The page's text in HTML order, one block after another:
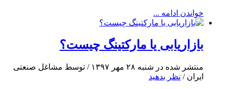
خواندن ادامه ...
بازاریابی یا مارکتینگ چیست؟
منتشر شده در شنبه ۲۸ مهر ۱۳۹۷ / توسط مشاغل صنعتی
ایران / نظر بدهید